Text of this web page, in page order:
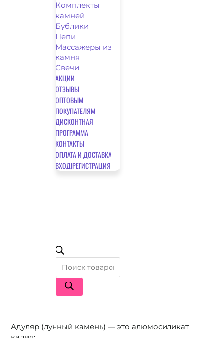
Комплекты
камней
Бублики
Цепи
Массажеры из
камня
Свечи
АКЦИИ
ОТЗЫВЫ
ОПТОВЫМ
ПОКУПАТЕЛЯМ
ДИСКОНТНАЯ
ПРОГРАММА
КОНТАКТЫ
ОПЛАТА И ДОСТАВКА
ВХОД|РЕГИСТРАЦИЯ
товаров
Адуляр (лунный камень) — это алюмосиликат